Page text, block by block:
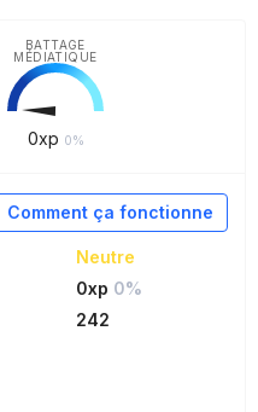
0xp 0%
BATTAGE
MÉDIATIQUE
Comment ça fonctionne
Neutre
0xp 0%
242